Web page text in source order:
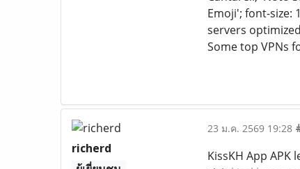
Emoji'; font-size:
servers
Some top VPNs
richerd
23 ม.ค. 2569 19:28
KissKH App